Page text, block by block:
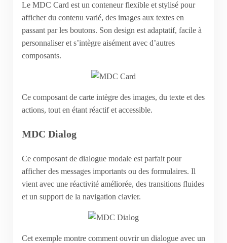
Le MDC Card est un conteneur flexible et stylisé pour
afficher du contenu varié, des images aux textes en
passant par les boutons. Son design est adaptatif, facile à
personnaliser et s’intègre aisément avec d’autres
composants.
Ce composant de carte intègre des images, du texte et des
actions, tout en étant réactif et accessible.
MDC Dialog
Ce composant de dialogue modale est parfait pour
afficher des messages importants ou des formulaires. Il
vient avec une réactivité améliorée, des transitions fluides
et un support de la navigation clavier.
Cet exemple montre comment ouvrir un dialogue avec un